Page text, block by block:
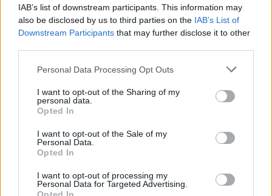
IAB’s list of downstream participants. This information may
also be disclosed by us to third parties on the IAB’s List of
Downstream Participants that may further disclose it to other
Personal Data Processing Opt Outs
I want to opt-out of the Sharing of my
personal data.
Opted In
I want to opt-out of the Sale of my
Personal Data.
Opted In
I want to opt-out of processing my
Personal Data for Targeted Advertising.
Esim for Global
Esim for USA Esim for Italy
for Turkey|Esim for Germany|Esim for Greece|